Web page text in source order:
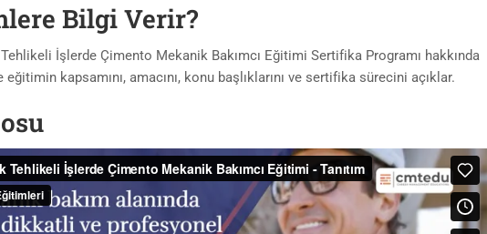
Bilgi Verir?
İşlerde Çimento Mekanik Bakımcı Eğitimi Sertifika Programı hakkında
kapsamını, amacını, konu başlıklarını ve sertifika sürecini açıklar.